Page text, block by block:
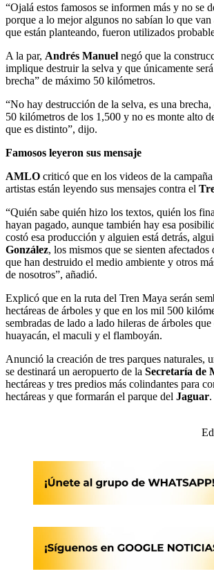
“Ojalá estos famosos se informen más y no se
porque a lo mejor algunos no sabían lo que
que están planteando, fueron utilizados
A la par, Andrés Manuel negó que la
implique destruir la selva y que únicamente
brecha” de máximo 50 kilómetros.
“No hay destrucción de la selva, es una
50 kilómetros de los 1,500 y no es monte alto
que es distinto”, dijo.
Famosos leyeron sus mensaje
AMLO criticó que en los videos de la
artistas están leyendo sus mensajes contra el
“Quién sabe quién hizo los textos, quién los
hayan pagado, aunque también hay esa
costó esa producción y alguien está detrás,
González, los mismos que se sienten afectados
que han destruido el medio ambiente y otros
de nosotros”, añadió.
Explicó que en la ruta del Tren Maya serán
hectáreas de árboles y que en los mil 500
sembradas de lado a lado hileras de árboles
huayacán, el maculi y el flamboyán.
Anunció la creación de tres parques naturales,
se destinará un aeropuerto de la Secretaría de
hectáreas y tres predios más colindantes para
hectáreas y que formarán el parque del Jaguar.